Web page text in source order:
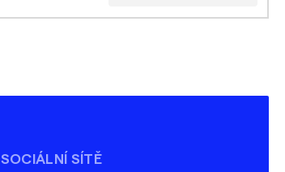
SOCIÁLNÍ SÍTĚ